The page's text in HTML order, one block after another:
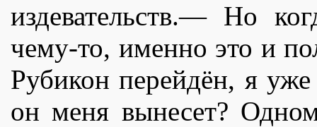
издевательств.— Но
чему-то, именно это и
Рубикон перейдëн, я
он меня вынесет?